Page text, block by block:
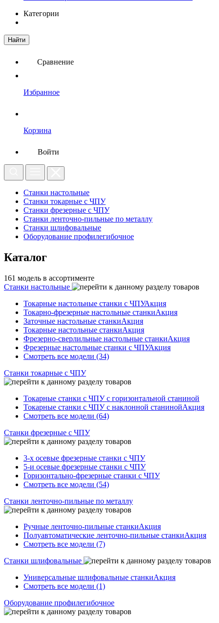
Категории
Найти
Сравнение
Избранное
Корзина
Войти
Станки настольные
Станки токарные с ЧПУ
Станки фрезерные с ЧПУ
Станки ленточно-пильные по металлу
Станки шлифовальные
Оборудование профилегибочное
Каталог
161 модель в ассортименте
Станки настольные
Токарные настольные станки с ЧПУАкция
Токарно-фрезерные настольные станкиАкция
Заточные настольные станкиАкция
Токарные настольные станкиАкция
Фрезерно-сверлильные настольные станкиАкция
Фрезерные настольные станки с ЧПУАкция
Смотреть все модели (34)
Станки токарные с ЧПУ
Токарные станки с ЧПУ с горизонтальной станиной
Токарные станки с ЧПУ с наклонной станинойАкция
Смотреть все модели (64)
Станки фрезерные с ЧПУ
3-х осевые фрезерные станки с ЧПУ
5-и осевые фрезерные станки с ЧПУ
Горизонтально-фрезерные станки с ЧПУ
Смотреть все модели (54)
Станки ленточно-пильные по металлу
Ручные ленточно-пильные станкиАкция
Полуавтоматические ленточно-пильные станкиАкция
Смотреть все модели (7)
Станки шлифовальные
Универсальные шлифовальные станкиАкция
Смотреть все модели (1)
Оборудование профилегибочное